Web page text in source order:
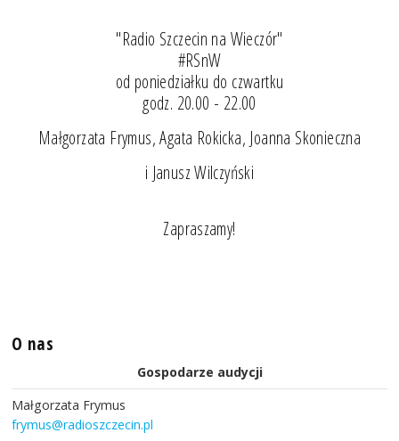
"Radio Szczecin na Wieczór"
#RSnW
od poniedziałku do czwartku
godz. 20.00 - 22.00
Małgorzata Frymus, Agata Rokicka, Joanna Skonieczna
i Janusz Wilczyński
Zapraszamy!
O nas
Gospodarze audycji
Małgorzata Frymus
frymus@radioszczecin.pl